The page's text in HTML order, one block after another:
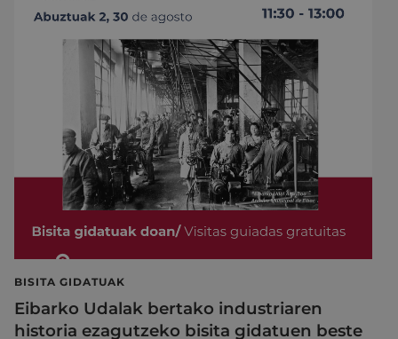
BISITA GIDATUAK
Eibarko Udalak bertako industriaren
historia ezagutzeko bisita gidatuen beste